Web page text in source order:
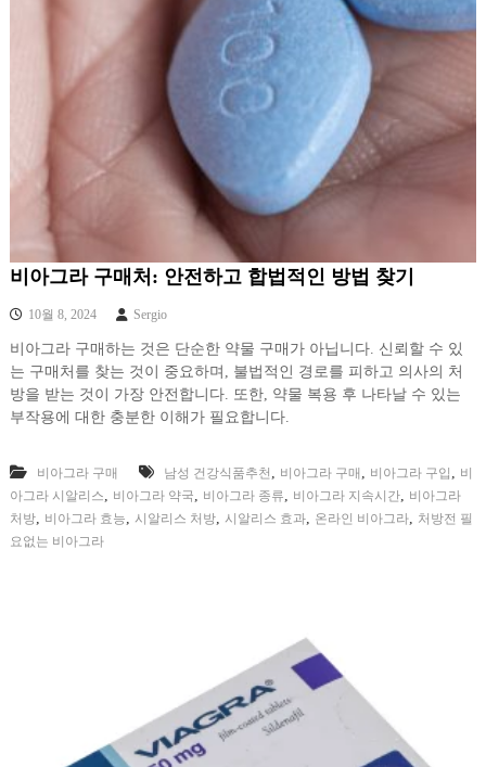
비아그라 구매처: 안전하고 합법적인 방법 찾기
10월 8, 2024 Sergio
비아그라 구매하는 것은 단순한 약물 구매가 아닙니다. 신뢰할 수 있
는 구매처를 찾는 것이 중요하며, 불법적인 경로를 피하고 의사의 처
방을 받는 것이 가장 안전합니다. 또한, 약물 복용 후 나타날 수 있는
부작용에 대한 충분한 이해가 필요합니다.
비아그라 구매 남성 건강식품추천 , 비아그라 구매 , 비아그라 구입 , 비
아그라 시알리스, 비아그라 약국, 비아그라 종류, 비아그라 지속시간, 비아그라
처방, 비아그라 효능, 시알리스 처방, 시알리스 효과, 온라인 비아그라, 처방전 필
요없는 비아그라